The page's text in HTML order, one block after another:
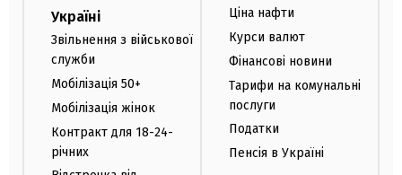
Україні
Звільнення з військової
служби
Мобілізація 50+
Мобілізація жінок
Контракт для 18-24-
річних
Ціна нафти
Курси валют
Фінансові новини
Тарифи на комунальні
послуги
Податки
Пенсія в Україні